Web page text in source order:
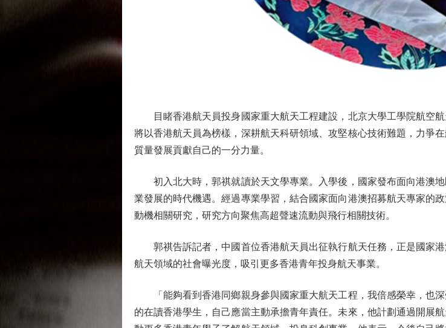
目睹香港航天員投身國家重大航天工程建設，北京大學工學院航空航
將以香港航天員為榜樣，深耕航天科研領域、攻堅核心技術難題，力爭
質量發展貢獻自己的一分力量。
初入北大時，郭祺就讀於天文學專業。入學後，國家發布面向港澳地
業發展的時代機遇。經過專業學習，結合國家面向港澳招募航天專家的
動機相關研究，研究方向聚焦高超聲速流動與飛行相關技術。
郭祺告訴記者，中國首位香港航天員出征執行航天任務，正是國家港
航天領域的社會曝光度，吸引更多香港青年投身航天事業。
「能夠看到香港同鄉親身參與國家重大航天工程，我倍感榮幸，也深
的在讀香港學生，自己應當主動承擔青年責任。未來，他計劃通過開展